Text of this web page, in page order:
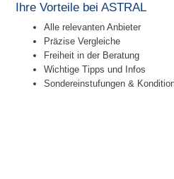
Ihre Vorteile bei ASTRAL
Alle relevanten Anbieter
Präzise Vergleiche
Freiheit in der Beratung
Wichtige Tipps und Infos
Sondereinstufungen &